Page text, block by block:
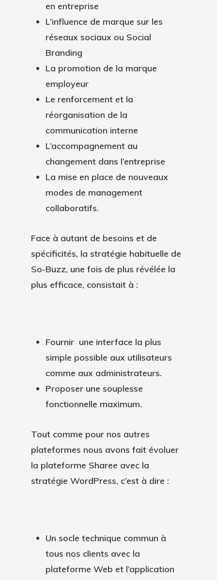
en entreprise
L’influence de marque sur les
réseaux sociaux ou Social
Branding
La promotion de la marque
employeur
Le renforcement et la
réorganisation de la
communication interne
L’accompagnement au
changement dans l’entreprise
La mise en place de nouveaux
modes de management
collaboratifs.
Face à autant de besoins et de
spécificités, la stratégie habituelle de
So-Buzz, une fois de plus révélée la
plus efficace, consistait à :
Fournir une interface la plus
simple possible aux utilisateurs
comme aux administrateurs.
Proposer une souplesse
fonctionnelle maximum.
Tout comme pour nos autres
plateformes nous avons fait évoluer
la plateforme Sharee avec la
stratégie WordPress, c’est à dire :
Un socle technique commun à
tous nos clients avec la
plateforme Web et l’application